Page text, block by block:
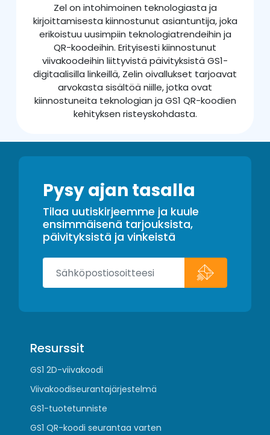
Zel on intohimoinen teknologiasta ja
kirjoittamisesta kiinnostunut asiantuntija, joka
erikoistuu uusimpiin teknologiatrendeihin ja
QR-koodeihin. Erityisesti kiinnostunut
viivakoodeihin liittyvistä päivityksistä GS1-
digitaalisilla linkeillä, Zelin oivallukset tarjoavat
arvokasta sisältöä niille, jotka ovat
kiinnostuneita teknologian ja GS1 QR-koodien
kehityksen risteyskohdasta.
Pysy ajan tasalla
Tilaa uutiskirjeemme ja kuule
ensimmäisenä tarjouksista,
päivityksistä ja vinkeistä
Resurssit
GS1 2D-viivakoodi
Viivakoodiseurantajärjestelmä
GS1-tuotetunniste
GS1 QR-koodi seurantaa varten